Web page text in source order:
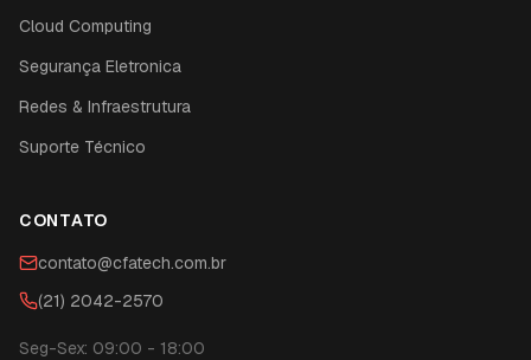
Cloud Computing
Segurança Eletronica
Redes & Infraestrutura
Suporte Técnico
CONTATO
contato@cfatech.com.br
(21) 2042-2570
Seg-Sex: 09:00 - 18:00